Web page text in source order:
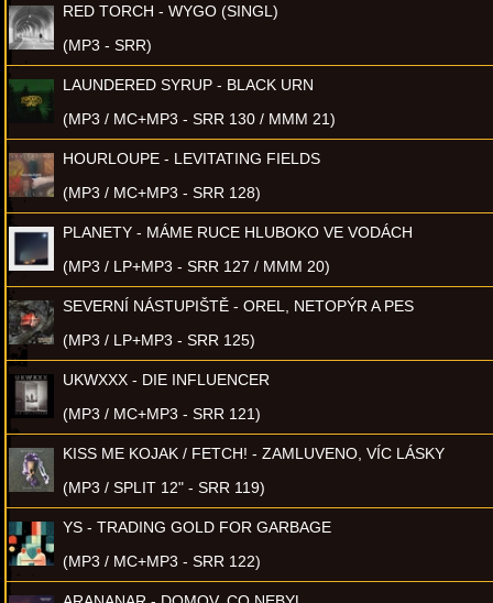
RED TORCH - WYGO (SINGL)
(MP3 - SRR)
LAUNDERED SYRUP - BLACK URN
(MP3 / MC+MP3 - SRR 130 / MMM 21)
HOURLOUPE - LEVITATING FIELDS
(MP3 / MC+MP3 - SRR 128)
PLANETY - MÁME RUCE HLUBOKO VE VODÁCH
(MP3 / LP+MP3 - SRR 127 / MMM 20)
SEVERNÍ NÁSTUPIŠTĚ - OREL, NETOPÝR A PES
(MP3 / LP+MP3 - SRR 125)
UKWXXX - DIE INFLUENCER
(MP3 / MC+MP3 - SRR 121)
KISS ME KOJAK / FETCH! - ZAMLUVENO, VÍC LÁSKY
(MP3 / SPLIT 12" - SRR 119)
YS - TRADING GOLD FOR GARBAGE
(MP3 / MC+MP3 - SRR 122)